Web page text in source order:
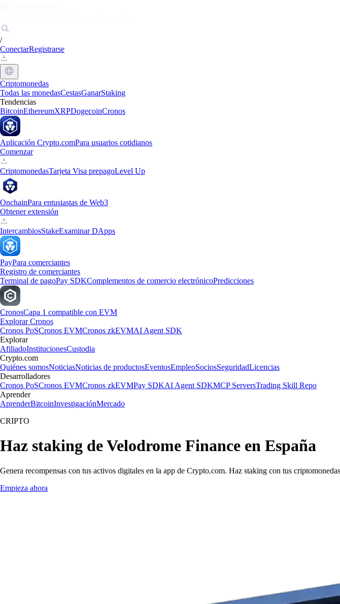
/
ConectarRegistrarse
Criptomonedas
Todas las monedasCestasGanarStaking
Tendencias
BitcoinEthereumXRPDogecoinCronos
Aplicación Crypto.comPara usuarios cotidianos
Comenzar
CriptomonedasTarjeta Visa prepagoLevel Up
OnchainPara entusiastas de Web3
Obtener extensión
IntercambiosStakeExaminar DApps
PayPara comerciantes
Registro de comerciantes
Terminal de pagoPay SDKComplementos de comercio electrónicoPredicciones
CronosCapa 1 compatible con EVM
Explorar Cronos
Cronos PoSCronos EVMCronos zkEVMAI Agent SDK
Explorar
AfiliadoInstitucionesCustodia
Crypto.com
Quiénes somosNoticiasNoticias de productosEventosEmpleoSociosSeguridadLicencias
Desarrolladores
Cronos PoSCronos EVMCronos zkEVMPay SDKAI Agent SDKMCP ServersTrading Skill Repo
Aprender
AprenderBitcoinInvestigaciónMercado
CRIPTO
Haz staking de Velodrome Finance en España
Genera recompensas con tus activos digitales en la app de Crypto.com. Haz staking con tus
Empieza ahora